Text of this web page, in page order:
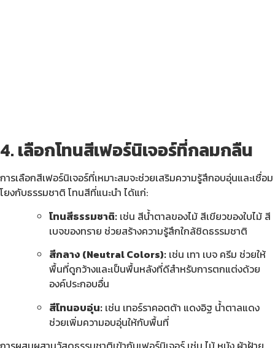
4. เลือกโทนสีเฟอร์นิเจอร์ที่กลมกลืน
การเลือกสีเฟอร์นิเจอร์ที่เหมาะสมจะช่วยเสริมความรู้สึกอบอุ่นและเชื่อม
โยงกับธรรมชาติ โทนสีที่แนะนำ ได้แก่:
โทนสีธรรมชาติ: เช่น สีน้ำตาลของไม้ สีเขียวของใบไม้ สี
เบจของทราย ช่วยสร้างความรู้สึกใกล้ชิดธรรมชาติ
สีกลาง (Neutral Colors): เช่น เทา เบจ ครีม ช่วยให้
พื้นที่ดูกว้างและเป็นพื้นหลังที่ดีสำหรับการตกแต่งด้วย
องค์ประกอบอื่น
สีโทนอบอุ่น: เช่น เทอร์ราคอตต้า แดงอิฐ น้ำตาลแดง
ช่วยเพิ่มความอบอุ่นให้กับพื้นที่